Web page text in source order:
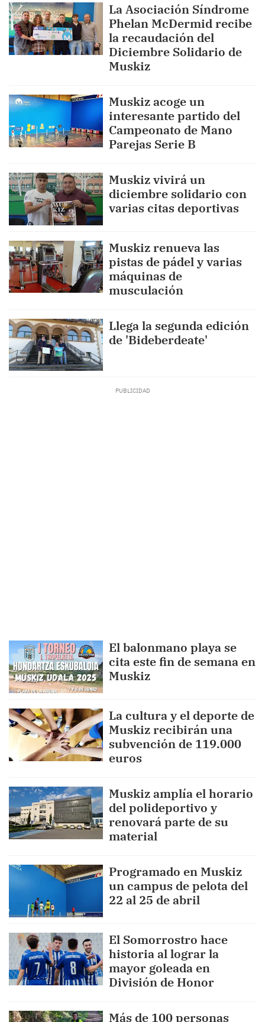
La Asociación Síndrome
Phelan McDermid recibe
la recaudación del
Diciembre Solidario de
Muskiz
Muskiz acoge un
interesante partido del
Campeonato de Mano
Parejas Serie B
Muskiz vivirá un
diciembre solidario con
varias citas deportivas
Muskiz renueva las
pistas de pádel y varias
máquinas de
musculación
Llega la segunda edición
de 'Bideberdeate'
El balonmano playa se
cita este fin de semana en
Muskiz
La cultura y el deporte de
Muskiz recibirán una
subvención de 119.000
euros
Muskiz amplía el horario
del polideportivo y
renovará parte de su
material
Programado en Muskiz
un campus de pelota del
22 al 25 de abril
El Somorrostro hace
historia al lograr la
mayor goleada en
División de Honor
Más de 100 personas